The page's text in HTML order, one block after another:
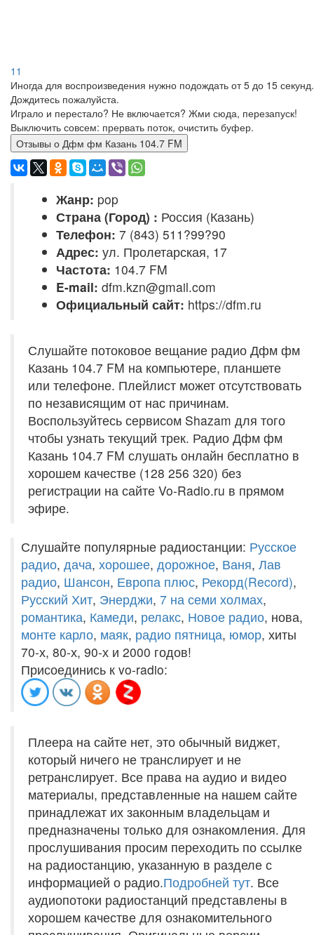
11
Иногда для воспроизведения нужно подождать от 5 до 15 секунд.
Дождитесь пожалуйста.
Играло и перестало? Не включается? Жми сюда, перезапуск!
Выключить совсем: прервать поток, очистить буфер.
Отзывы о Дфм фм Казань 104.7 FM
Жанр: pop
Страна (Город) : Россия (Казань)
Телефон: 7 (843) 511?99?90
Адрес: ул. Пролетарская, 17
Частота: 104.7 FM
E-mail: dfm.kzn@gmail.com
Официальный сайт: https://dfm.ru
Слушайте потоковое вещание радио Дфм фм
Казань 104.7 FM на компьютере, планшете
или телефоне. Плейлист может отсутствовать
по независящим от нас причинам.
Воспользуйтесь сервисом Shazam для того
чтобы узнать текущий трек. Радио Дфм фм
Казань 104.7 FM слушать онлайн бесплатно в
хорошем качестве (128 256 320) без
регистрации на сайте Vo-Radio.ru в прямом
эфире.
Слушайте популярные радиостанции: Русское
радио, дача, хорошее, дорожное, Ваня, Лав
радио, Шансон, Европа плюс, Рекорд(Record),
Русский Хит, Энерджи, 7 на семи холмах,
романтика, Камеди, релакс, Новое радио, нова,
монте карло, маяк, радио пятница, юмор, хиты
70-х, 80-х, 90-х и 2000 годов!
Присоединись к vo-radio:
Плеера на сайте нет, это обычный виджет,
который ничего не транслирует и не
ретранслирует. Все права на аудио и видео
материалы, представленные на нашем сайте
принадлежат их законным владельцам и
предназначены только для ознакомления. Для
прослушивания просим переходить по ссылке
на радиостанцию, указанную в разделе с
информацией о радио.Подробней тут. Все
аудиопотоки радиостанций представлены в
хорошем качестве для ознакомительного